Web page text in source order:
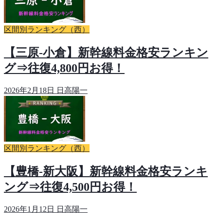
区間別ランキング（西）
【三原-小倉】新幹線料金格安ランキン
グ⇒往復4,800円お得！
2026年2月18日 日高陽一
区間別ランキング（西）
【豊橋-新大阪】新幹線料金格安ランキ
ング⇒往復4,500円お得！
2026年1月12日 日高陽一